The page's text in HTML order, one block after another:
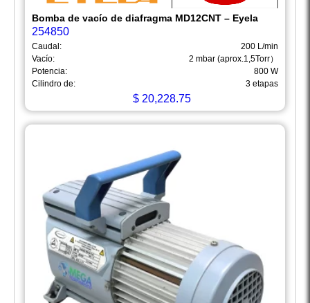
Bomba de vacío de diafragma MD12CNT – Eyela
254850
Caudal:
200 L/min
Vacío:
2 mbar (aprox.1,5Torr）
Potencia:
800 W
Cilindro de:
3 etapas
$ 20,228.75